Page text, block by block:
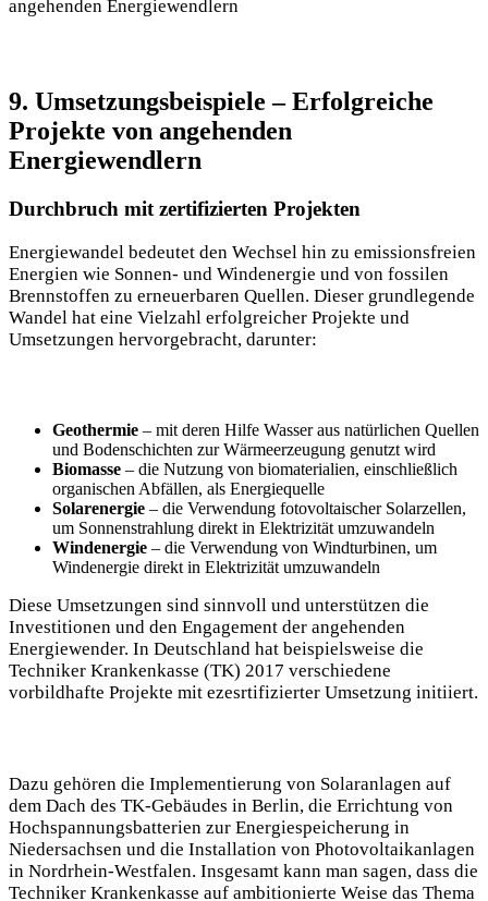
9. Umsetzungsbeispiele – Erfolgreiche
Projekte von angehenden
Energiewendlern
Durchbruch mit zertifizierten Projekten
Energiewandel bedeutet den Wechsel hin zu emissionsfreien
Energien wie Sonnen- und Windenergie und von fossilen
Brennstoffen zu erneuerbaren Quellen. Dieser grundlegende
Wandel hat eine Vielzahl erfolgreicher Projekte und
Umsetzungen hervorgebracht, darunter:
Geothermie – mit deren Hilfe Wasser aus natürlichen Quellen
und Bodenschichten zur Wärmeerzeugung genutzt wird
Biomasse – die Nutzung von biomaterialien, einschließlich
organischen Abfällen, als Energiequelle
Solarenergie – die Verwendung fotovoltaischer Solarzellen,
um Sonnenstrahlung direkt in Elektrizität umzuwandeln
Windenergie – die Verwendung von Windturbinen, um
Windenergie direkt in Elektrizität umzuwandeln
Diese Umsetzungen sind sinnvoll und unterstützen die
Investitionen und den Engagement der angehenden
Energiewender. In Deutschland hat beispielsweise die
Techniker Krankenkasse (TK) 2017 verschiedene
vorbildhafte Projekte mit ezesrtifizierter Umsetzung initiiert.
Dazu gehören die Implementierung von Solaranlagen auf
dem Dach des TK-Gebäudes in Berlin, die Errichtung von
Hochspannungsbatterien zur Energiespeicherung in
Niedersachsen und die Installation von Photovoltaikanlagen
in Nordrhein-Westfalen. Insgesamt kann man sagen, dass die
Techniker Krankenkasse auf ambitionierte Weise das Thema